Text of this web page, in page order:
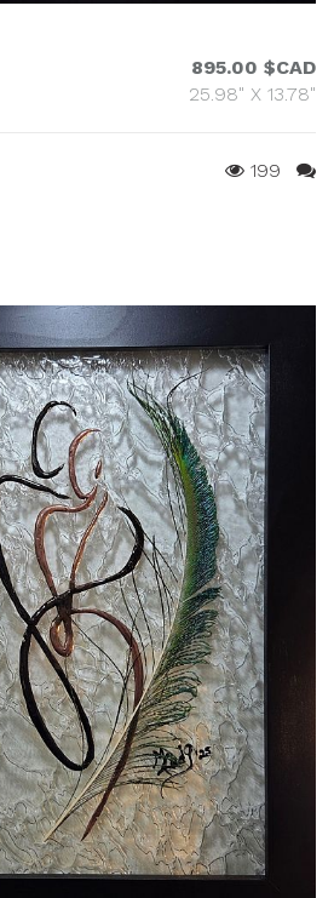
895.00 $CAD
25.98" X 13.78"
199